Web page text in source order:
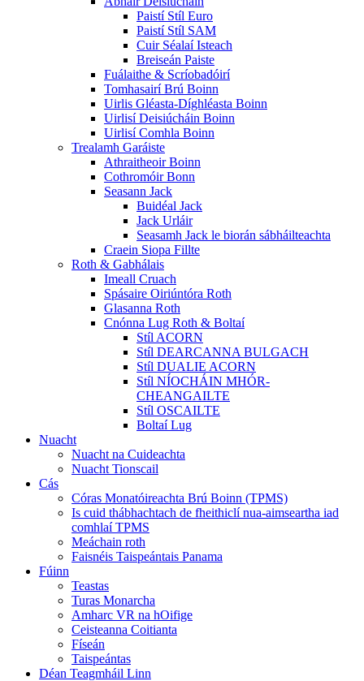
Paistí Stíl Euro
Paistí Stíl SAM
Cuir Séalaí Isteach
Breiseán Paiste
Fuálaithe & Scríobadóirí
Tomhasairí Brú Boinn
Uirlis Gléasta-Díghléasta Boinn
Uirlisí Deisiúcháin Boinn
Uirlisí Comhla Boinn
Trealamh Garáiste
Athraitheoir Boinn
Cothromóir Bonn
Seasann Jack
Buidéal Jack
Jack Urláir
Seasamh Jack le biorán sábháilteachta
Craein Siopa Fillte
Roth & Gabhálais
Imeall Cruach
Spásaire Oiriúntóra Roth
Glasanna Roth
Cnónna Lug Roth & Boltaí
Stíl ACORN
Stíl DEARCANNA BULGACH
Stíl DUALIE ACORN
Stíl NÍOCHÁIN MHÓR-
CHEANGAILTE
Stíl OSCAILTE
Boltaí Lug
Nuacht
Nuacht na Cuideachta
Nuacht Tionscail
Cás
Córas Monatóireachta Brú Boinn (TPMS)
Is cuid thábhachtach de fheithiclí nua-aimseartha iad
comhlaí TPMS
Meáchain roth
Faisnéis Taispeántais Panama
Fúinn
Teastas
Turas Monarcha
Amharc VR na hOifige
Ceisteanna Coitianta
Físeán
Taispeántas
Déan Teagmháil Linn